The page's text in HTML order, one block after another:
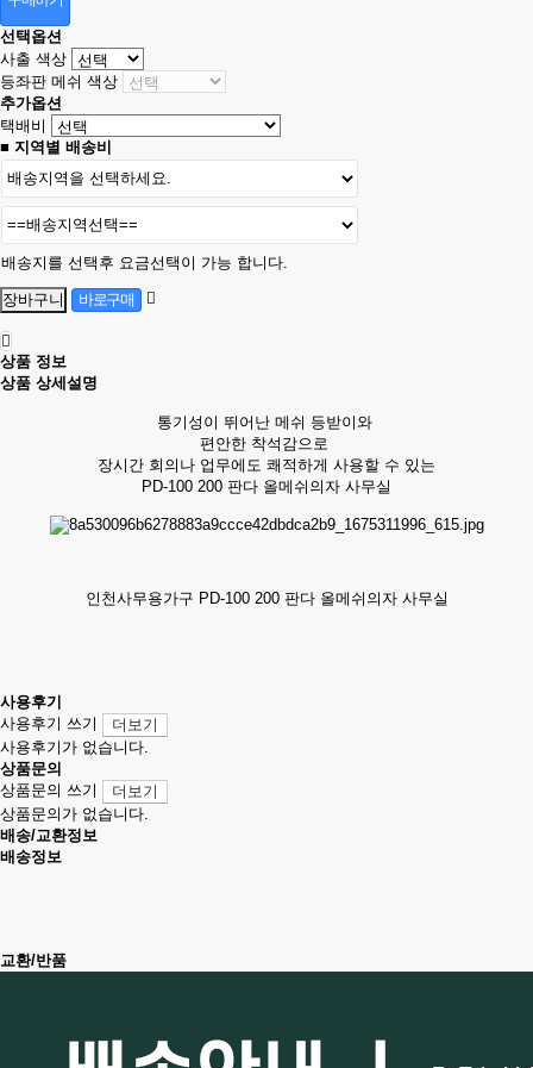
선택옵션
사출 색상
등좌판 메쉬 색상
추가옵션
택배비
■ 지역별 배송비
배송지를 선택후 요금선택이 가능 합니다.
상품 정보
상품 상세설명
통기성이 뛰어난 메쉬 등받이와
편안한 착석감으로
장시간 회의나 업무에도 쾌적하게 사용할 수 있는
PD-100 200 판다 올메쉬의자 사무실
인천사무용가구 PD-100 200 판다 올메쉬의자 사무실
사용후기
사용후기 쓰기
더보기
사용후기가 없습니다.
상품문의
상품문의 쓰기
더보기
상품문의가 없습니다.
배송/교환정보
배송정보
교환/반품